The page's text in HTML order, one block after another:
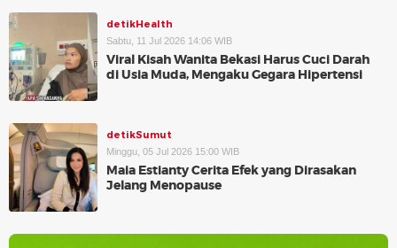
detikHealth
Sabtu, 11 Jul 2026 14:06 WIB
Viral Kisah Wanita Bekasi Harus Cuci Darah
di Usia Muda, Mengaku Gegara Hipertensi
detikSumut
Minggu, 05 Jul 2026 15:00 WIB
Maia Estianty Cerita Efek yang Dirasakan
Jelang Menopause